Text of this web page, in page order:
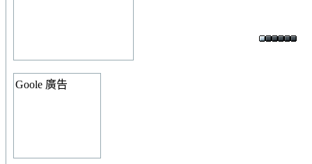
Goole 廣告